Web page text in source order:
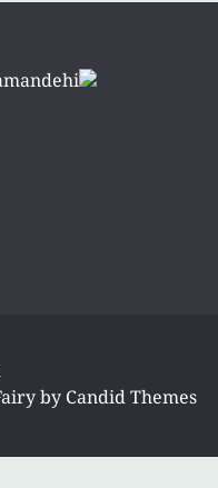
byCandid Themes